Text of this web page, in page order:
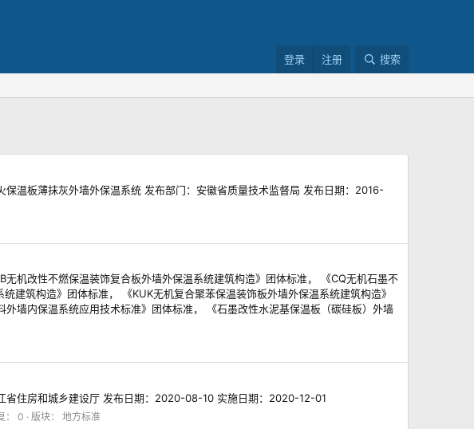
登录 注册 搜索
温板薄抹灰外墙外保温系统 发布部门：安徽省质量技术监督局 发布日期：2016-
机改性不燃保温装饰复合板外墙外保温系统建筑构造》团体标准， 《CQ无机石墨不
建筑构造》团体标准， 《KUK无机复合聚苯保温装饰板外墙外保温系统建筑构造》
墙内保温系统应用技术标准》团体标准， 《石墨改性水泥基保温板（碳硅板）外墙
省住房和城乡建设厅 发布日期：2020-08-10 实施日期：2020-12-01
： 0 版块： 地方标准